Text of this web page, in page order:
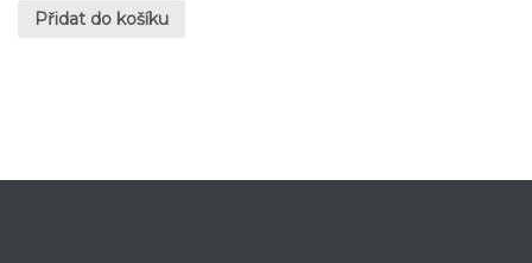
Přidat do košíku